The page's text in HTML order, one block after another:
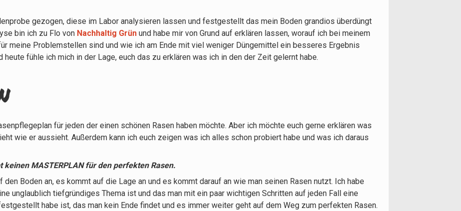
gezogen, diese im Labor analysieren lassen und festgestellt das mein Boden grandios überdüngt
bin ich zu Flo von Nachhaltig Grün und habe mir von Grund auf erklären lassen, worauf ich bei meinem
meine Problemstellen sind und wie ich am Ende mit viel weniger Düngemittel ein besseres Ergebnis
heute fühle ich mich in der Lage, euch das zu erklären was ich in den der Zeit gelernt habe.
für jeden der einen schönen Rasen haben möchte. Aber ich möchte euch gerne erklären was
wie er aussieht. Außerdem kann ich euch zeigen was ich alles schon probiert habe und was ich daraus
keinen MASTERPLAN für den perfekten Rasen.
Boden an, es kommt auf die Lage an und es kommt darauf an wie man seinen Rasen nutzt. Ich habe
unglaublich tiefgründiges Thema ist und das man mit ein paar wichtigen Schritten auf jeden Fall eine
habe ist, das man kein Ende findet und es immer weiter geht auf dem Weg zum perfekten Rasen.